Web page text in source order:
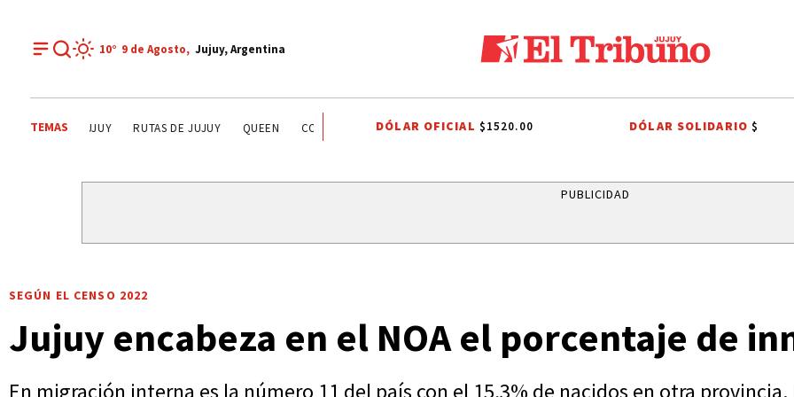
10° 9 de Agosto, Jujuy, Argentina
TEMAS LA QUIACA HUMAHUACA EL TIEMPO EN JUJUY RUTAS DE JUJUY QUEEN JAPÓN LEANDRO
DÓLAR OFICIAL $1520.00 DÓLAR SOLIDARIO$
PUBLICIDAD
SEGÚN EL CENSO 2022
Jujuy encabeza en el NOA el porcentaje de
En migración interna es la número 11 del país con el 15,3% de nacidos en otra provincia.